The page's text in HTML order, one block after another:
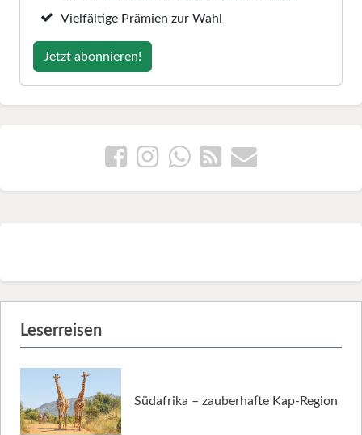
Vielfältige Prämien zur Wahl
Jetzt abonnieren!
Leserreisen
Südafrika – zauberhafte Kap-Region